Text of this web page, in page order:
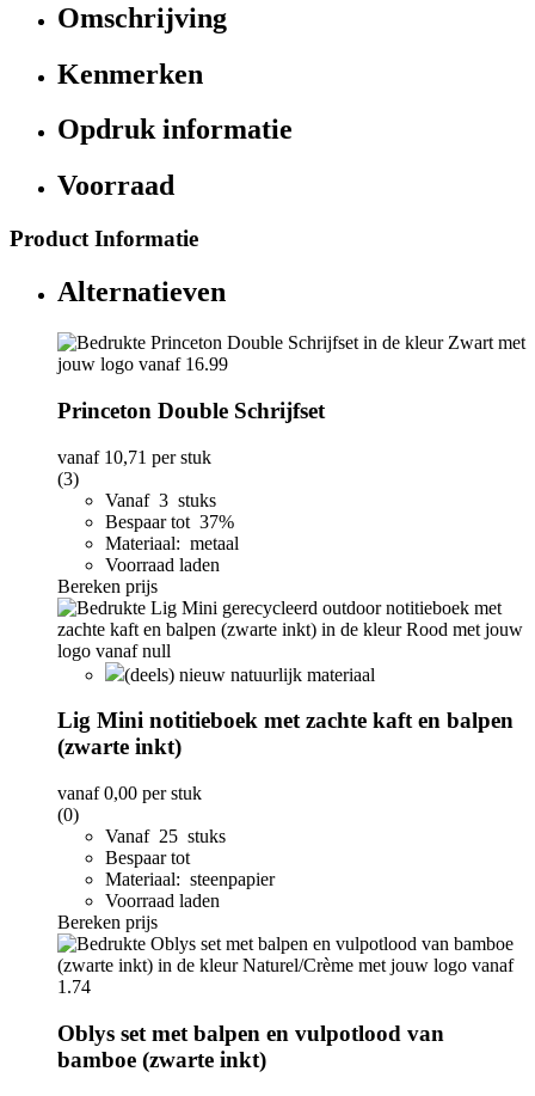
Omschrijving
Kenmerken
Opdruk informatie
Voorraad
Product Informatie
Alternatieven
Princeton Double Schrijfset
vanaf 10,71 per stuk
(3)
Vanaf 3 stuks
Bespaar tot 37%
Materiaal: metaal
Voorraad laden
Bereken prijs
(deels) nieuw natuurlijk materiaal
Lig Mini notitieboek met zachte kaft en balpen
(zwarte inkt)
vanaf0,00 per stuk
(0)
Vanaf 25 stuks
Bespaar tot
Materiaal: steenpapier
Voorraad laden
Bereken prijs
Oblys set met balpen en vulpotlood van
bamboe (zwarte inkt)